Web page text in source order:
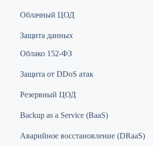
Облачный ЦОД
Защита данных
Облако 152-ФЗ
Защита от DDoS атак
Резервный ЦОД
Backup as a Service (BaaS)
Аварийное восстановление (DRaaS)